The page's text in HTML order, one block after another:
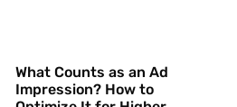
What Counts as an Ad
Impression? How to